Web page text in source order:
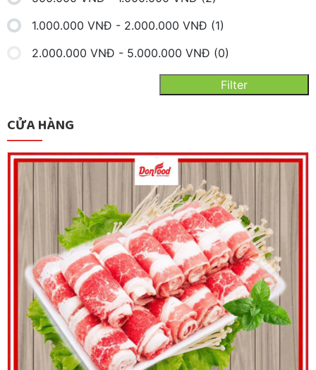
1.000.000 VNĐ - 2.000.000 VNĐ (1)
2.000.000 VNĐ - 5.000.000 VNĐ (0)
Filter
CỬA HÀNG